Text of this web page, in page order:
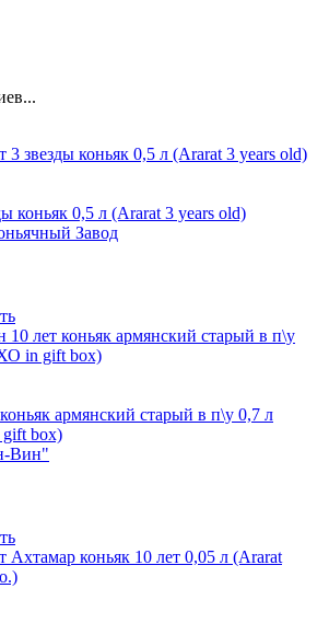
коньяк 0,5 л (Ararat 3 years old)
Завод
армянский старый в п\у 0,7 л
box)
Вин"